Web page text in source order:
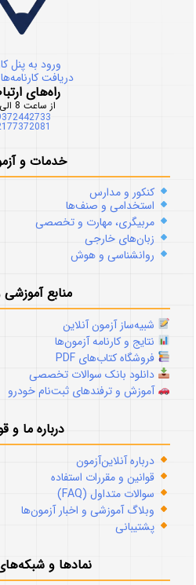
ورود به پنل
دریافت
راه‌های
از ساعت 8 الی 18
خدمات و
کنکور و مدارس
استخدامی و صنف‌ها
مربیگری، مهارت و تخصصی
زبان‌های خارجی
روانشناسی و هوش
منابع آموزشی
شبیه‌ساز آزمون آنلاین
نتایج و کارنامه آزمون‌ها
فروشگاه کتاب‌های PDF
دانلود بانک سوالات تخصصی
آموزش و ترفندهای ثبت‌نام خودرو
درباره ما و
درباره آنلاین‌آزمون
قوانین و مقررات استفاده
سوالات متداول (FAQ)
وبلاگ آموزشی و اخبار آزمون‌ها
پشتیبانی
نمادها و